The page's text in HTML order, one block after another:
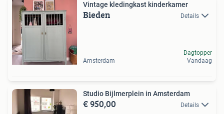
Vintage kledingkast kinderkamer
Bieden Details
Amsterdam
Dagtopper
Vandaag
Studio Bijlmerplein in Amsterdam
€ 950,00 Details